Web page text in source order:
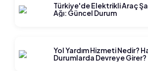
Türkiye'de Elektrikli Araç
Ağı: Güncel Durum
Yol Yardım Hizmeti Nedir?
Durumlarda Devreye Girer?